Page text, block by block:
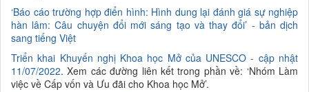
‘Báo cáo trường hợp điển hình: Hình dung lại đánh giá sự nghiệp
hàn lâm: Câu chuyện đổi mới sáng tạo và thay đổi’ - bản dịch
sang tiếng Việt
Triển khai Khuyến nghị Khoa học Mở của UNESCO - cập nhật
11/07/2022. Xem các đường liên kết trong phần về: ‘Nhóm Làm
việc về Cấp vốn và Ưu đãi cho Khoa học Mở’.